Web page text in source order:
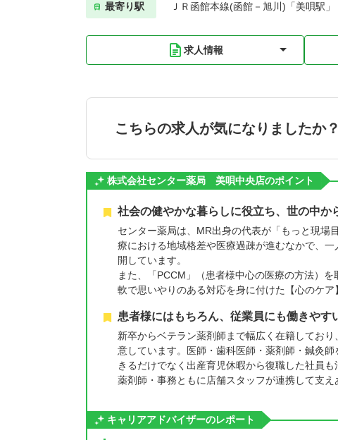
最寄り駅 ＪＲ函館本線(函館－旭川)「美唄駅
求人情報
こちらの求人が気になりましたか？
株式会社センター薬局 美唄中央店のポイント
社会の健やかな暮らしに役立ち、世の中か
センター薬局は、MR出身の代表が「もっと現場
療における地域格差や医療過疎が進むなかで、
開しています。
また、「PCCM」（患者様中心の医療の方法）
軟で思いやりのある対応を身に付けた【心のケ
患者様にはもちろん、従業員にも働きやす
新卒からベテラン薬剤師まで幅広く在籍してお
意しています。医師・歯科医師・薬剤師・鍼灸
きるだけでなく出産育児休暇から復職した社員
薬剤師・事務ともに店舗スタッフが連携して支え
キャリアアドバイザーのレポート